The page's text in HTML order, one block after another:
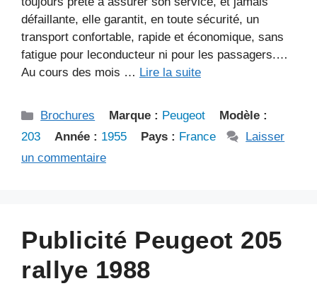
défaillante, elle garantit, en toute sécurité, un
transport confortable, rapide et économique, sans
fatigue pour leconducteur ni pour les passagers.…
Au cours des mois … Lire la suite
Catégories
Brochures Marque : Peugeot
Modèle :
203
Année : 1955 Pays : France
Laisser
un commentaire
Publicité Peugeot 205
rallye 1988